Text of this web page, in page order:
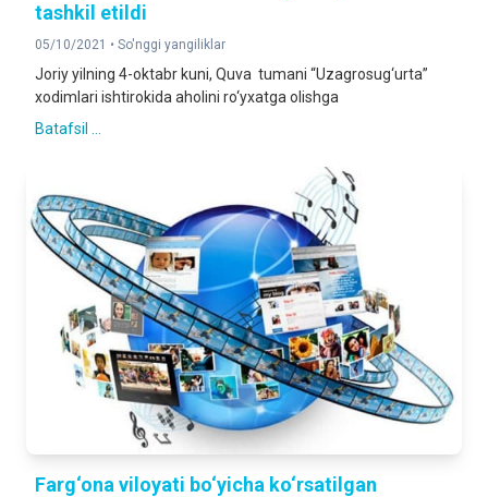
tashkil etildi
05/10/2021 • So'nggi yangiliklar
Joriy yilning 4-oktabr kuni, Quva tumani “Uzagrosug‘urta”
xodimlari ishtirokida aholini ro‘yxatga olishga
Batafsil ...
Farg‘ona viloyati bo‘yicha ko‘rsatilgan